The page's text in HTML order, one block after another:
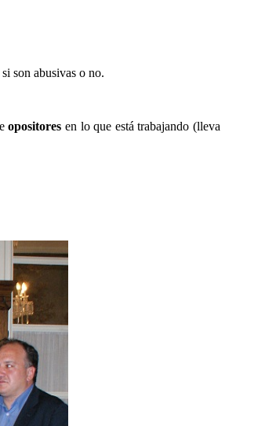
son abusivas o no.
opositores en lo que está trabajando (lleva